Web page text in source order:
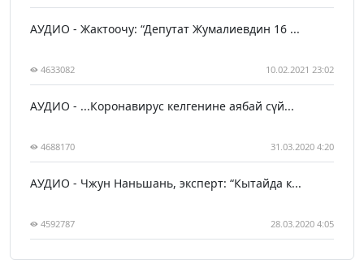
АУДИО - Жактоочу: “Депутат Жумалиевдин 16 ...
4633082 10.02.2021 23:02
АУДИО - ...Коронавирус келгенине аябай сүй...
4688170 31.03.2020 4:20
АУДИО - Чжун Наньшань, эксперт: “Кытайда к...
4592787 28.03.2020 4:05